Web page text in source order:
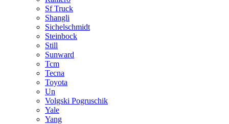
Sf Truck
Shangli
Sichelschmidt
Steinbock
Still
Sunward
Tcm
Tecna
Toyota
Un
Volgski Pogruschik
Yale
Yang